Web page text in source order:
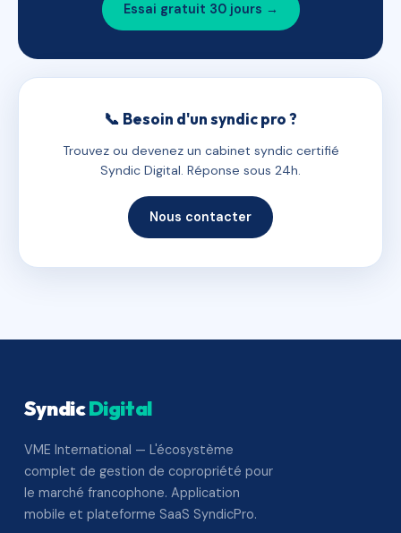
Essai gratuit 30 jours →
📞 Besoin d'un syndic pro ?
Trouvez ou devenez un cabinet syndic certifié
Syndic Digital. Réponse sous 24h.
Nous contacter
SyndicDigital
VME International — L'écosystème
complet de gestion de copropriété pour
le marché francophone. Application
mobile et plateforme SaaS SyndicPro.